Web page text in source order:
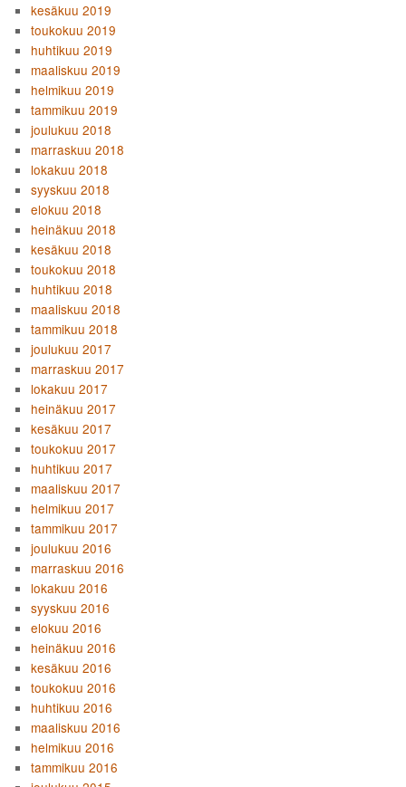
kesäkuu 2019
toukokuu 2019
huhtikuu 2019
maaliskuu 2019
helmikuu 2019
tammikuu 2019
joulukuu 2018
marraskuu 2018
lokakuu 2018
syyskuu 2018
elokuu 2018
heinäkuu 2018
kesäkuu 2018
toukokuu 2018
huhtikuu 2018
maaliskuu 2018
tammikuu 2018
joulukuu 2017
marraskuu 2017
lokakuu 2017
heinäkuu 2017
kesäkuu 2017
toukokuu 2017
huhtikuu 2017
maaliskuu 2017
helmikuu 2017
tammikuu 2017
joulukuu 2016
marraskuu 2016
lokakuu 2016
syyskuu 2016
elokuu 2016
heinäkuu 2016
kesäkuu 2016
toukokuu 2016
huhtikuu 2016
maaliskuu 2016
helmikuu 2016
tammikuu 2016